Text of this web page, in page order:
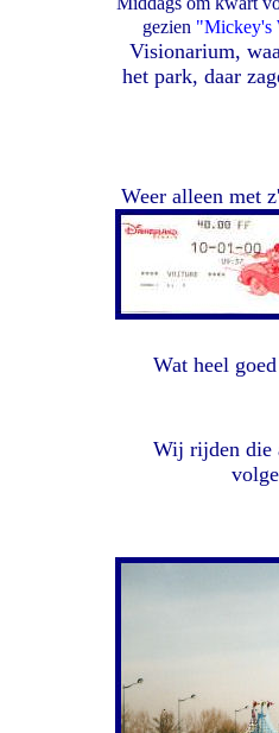
gezien "Mickey's
Visionarium,
het park, daar
Weer alleen met
Wat heel
Wij rijden die